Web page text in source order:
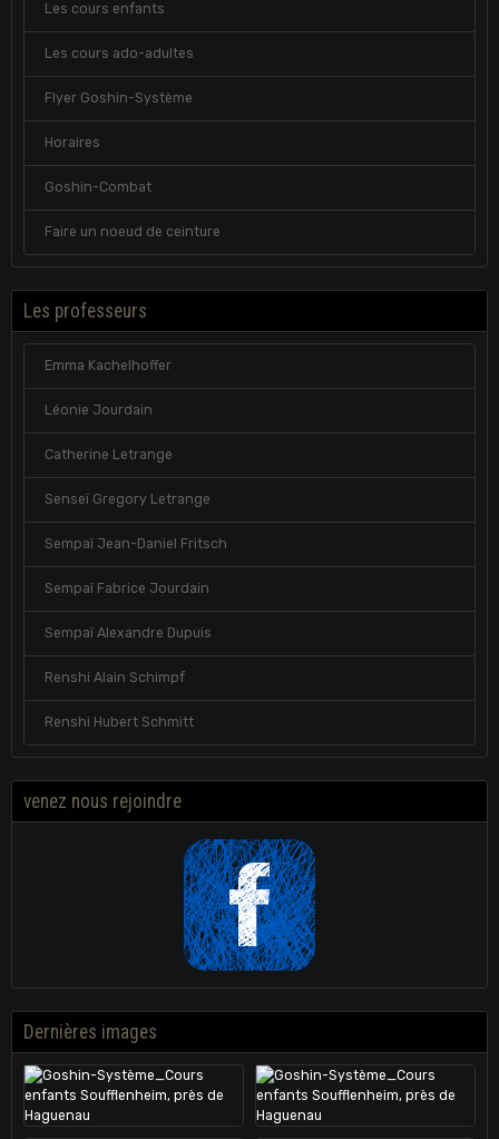
Les cours enfants
Les cours ado-adultes
Flyer Goshin-Système
Horaires
Goshin-Combat
Faire un noeud de ceinture
Les professeurs
Emma Kachelhoffer
Léonie Jourdain
Catherine Letrange
Senseï Gregory Letrange
Sempaï Jean-Daniel Fritsch
Sempaï Fabrice Jourdain
Sempaï Alexandre Dupuis
Renshi Alain Schimpf
Renshi Hubert Schmitt
venez nous rejoindre
Dernières images